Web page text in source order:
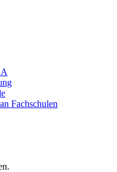
Fachschulen